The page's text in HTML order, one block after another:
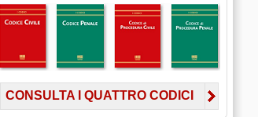
CONSULTA I QUATTRO CODICI